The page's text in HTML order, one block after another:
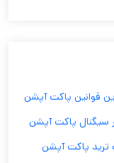
قوانین پاکت آپشن
سیگنال پاکت آپشن
پاکت آپشن